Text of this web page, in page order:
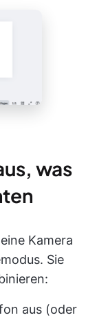
was
Kamera
Sie
aus (oder